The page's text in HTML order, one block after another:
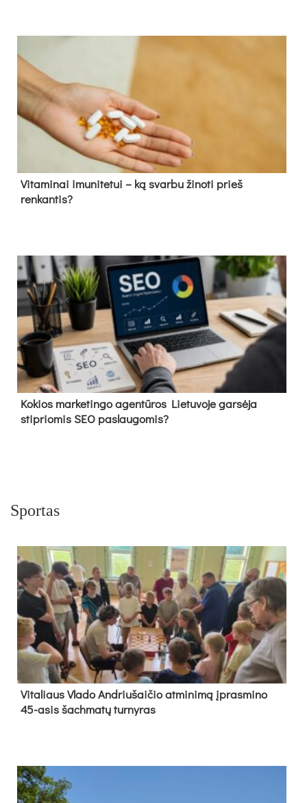
Vitaminai imunitetui – ką svarbu žinoti prieš
renkantis?
Kokios marketingo agentūros Lietuvoje garsėja
stipriomis SEO paslaugomis?
Sportas
Vi­ta­liaus Vla­do And­riu­šai­čio at­mi­ni­mą įpras­mi­no
45-asis šach­ma­tų tur­ny­ras